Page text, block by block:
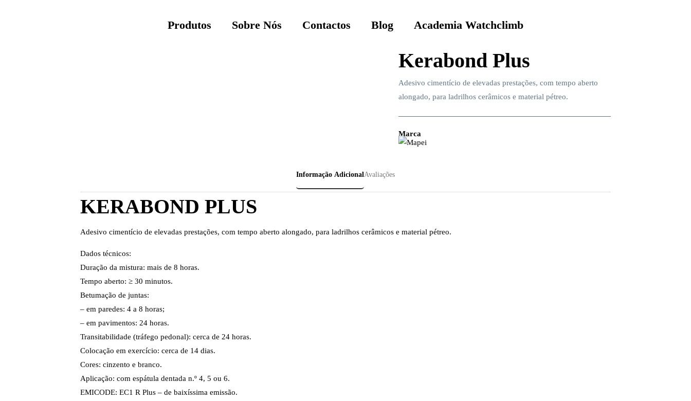
Produtos Sobre Nós Contactos Blog Academia Watchclimb
Kerabond Plus
Adesivo cimentício de elevadas prestações, com tempo aberto
alongado, para ladrilhos cerâmicos e material pétreo.
Marca
Informação AdicionalAvaliações
KERABOND PLUS
Adesivo cimentício de elevadas prestações, com tempo aberto alongado, para ladrilhos cerâmicos e material pétreo.
Dados técnicos:
Duração da mistura: mais de 8 horas.
Tempo aberto: ≥ 30 minutos.
Betumação de juntas:
– em paredes: 4 a 8 horas;
– em pavimentos: 24 horas.
Transitabilidade (tráfego pedonal): cerca de 24 horas.
Colocação em exercício: cerca de 14 dias.
Cores: cinzento e branco.
Aplicação: com espátula dentada n.º 4, 5 ou 6.
EMICODE: EC1 R Plus – de baixíssima emissão.